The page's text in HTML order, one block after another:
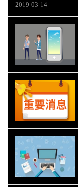
2019-03-14